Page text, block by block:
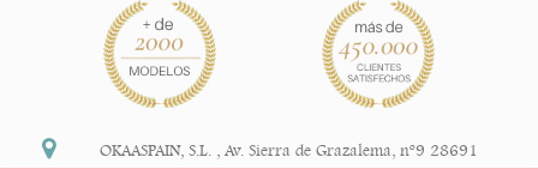
OKAASPAIN, S.L. ,Av. Sierra de Grazalema, nº9 28691